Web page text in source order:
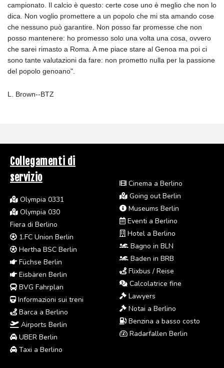
campionato. Il calcio è questo: certe cose uno è meglio che non lo
dica. Non voglio promettere a un popolo che mi sta amando cose
che nessuno può garantire. Non posso far promesse che non
posso mantenere: ho promesso solo una volta una cosa, ovvero
che sarei rimasto a Roma. A me piace stare al Genoa ma poi ci
sono tante valutazioni da fare: non prometto nulla per la passione
del popolo genoano".
L. Brown--BTZ
Collegamenti di
servizio
Olympia 0331
Olympia 030
Fiera di Berlino
1.FC Union Berlin
Hertha BSC Berlin
Füchse Berlin
Eisbären Berlin
BVG Fahrplan
Informazioni sui treni
Barca a Berlino
Airports Berlin
UBER Berlin
Taxi a Berlino
Cinema a Berlino
Going out Berlin
Museums Berlin
Eventi a Berlino
Hotel a Berlino
Bagno in BLN
Baden in BRB
Flixbus / Reise
Calcolatrice fine
Lawyers
Notai a Berlino
Benzina a basso costo
Radarfallen Berlin